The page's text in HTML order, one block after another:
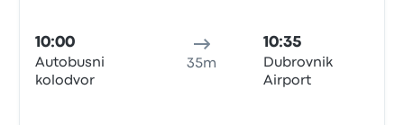
10:00
Autobusni
kolodvor
35m
10:35
Dubrovnik
Airport